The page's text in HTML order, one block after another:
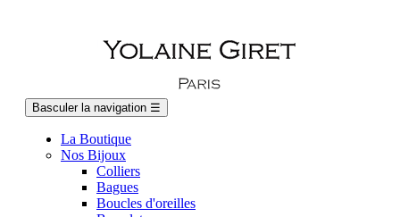
Basculer la navigation ☰
La Boutique
Nos Bijoux
Colliers
Bagues
Boucles d'oreilles